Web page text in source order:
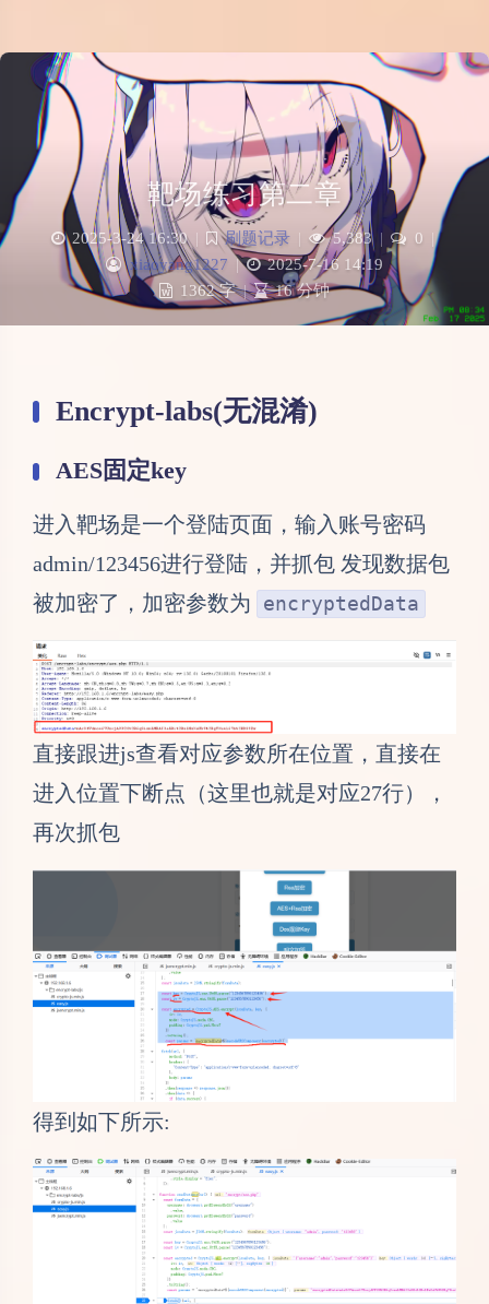
靶场练习第二章
2025-3-24 16:30 | 刷题记录 | 5,383 | 0 |
xiaoyang1227 |
2025-7-16 14:19
1362 字 | 16 分钟
Encrypt-labs(无混淆)
AES固定key
进入靶场是一个登陆页面，输入账号密码
admin/123456进行登陆，并抓包 发现数据包
被加密了，加密参数为
encryptedData
直接跟进js查看对应参数所在位置，直接在
进入位置下断点（这里也就是对应27行），
再次抓包
得到如下所示: